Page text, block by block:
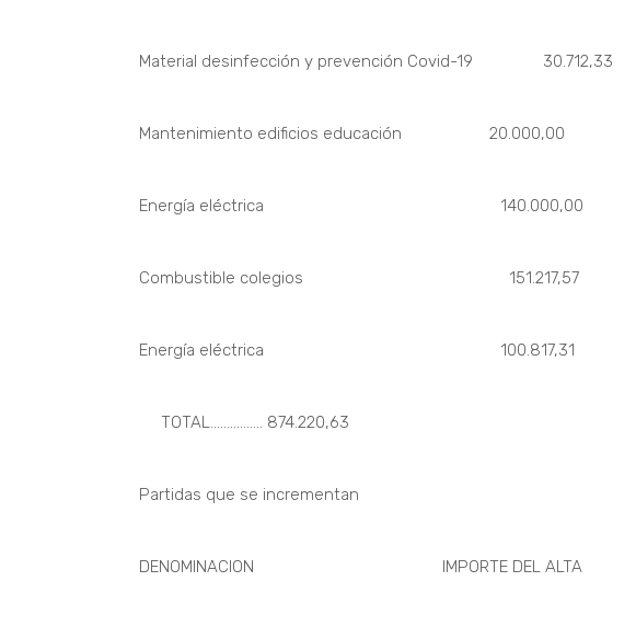
Material desinfección y prevención Covid-19 30.712,33
Mantenimiento edificios educación 20.000,00
Energía eléctrica 140.000,00
Combustible colegios 151.217,57
Energía eléctrica 100.817,31
TOTAL……………. 874.220,63
Partidas que se incrementan
DENOMINACION IMPORTE DEL ALTA